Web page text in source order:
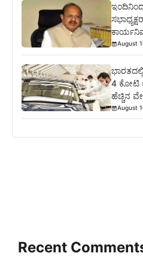
August
4 ಕೋಟಿ
ಹೆಚ್ಚಿನ
August
Recent